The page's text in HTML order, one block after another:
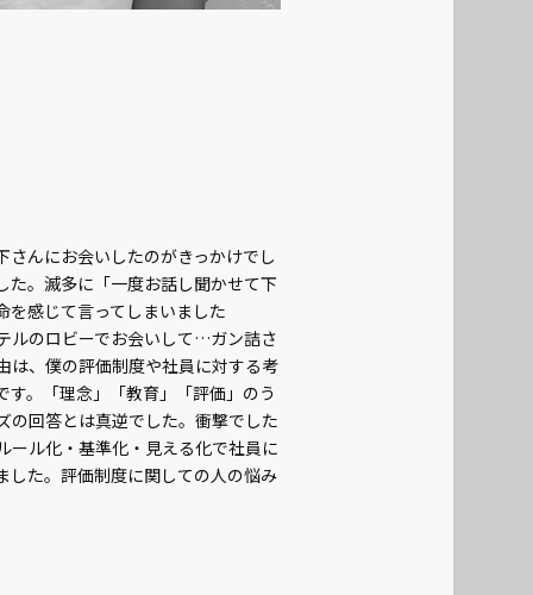
んにお会いしたのがきっかけでし
た。滅多に「一度お話し聞かせて下
を感じて言ってしまいました
ルのロビーでお会いして…ガン詰さ
は、僕の評価制度や社員に対する考
。「理念」「教育」「評価」のう
の回答とは真逆でした。衝撃でした
ール化・基準化・見える化で社員に
した。評価制度に関しての人の悩み